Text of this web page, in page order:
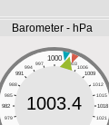
Barometer - hPa
1000
997 1003
994
1006
991
1009
988
1012
985
1015
982
1018
979
1021
1003.4